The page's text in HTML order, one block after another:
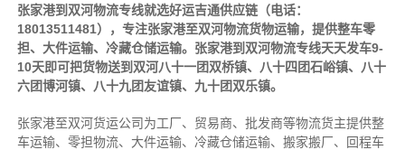
张家港到双河物流专线就选好运吉通供应链（电话：
18013511481），专注张家港至双河物流货物运输，提供整车零
担、大件运输、冷藏仓储运输。张家港到双河物流专线天天发车9-
10天即可把货物送到双河八十一团双桥镇、八十四团石峪镇、八十
六团博河镇、八十九团友谊镇、九十团双乐镇。
张家港至双河货运公司为工厂、贸易商、批发商等物流货主提供整
车运输、零担物流、大件运输、冷藏仓储运输、搬家搬厂、回程车